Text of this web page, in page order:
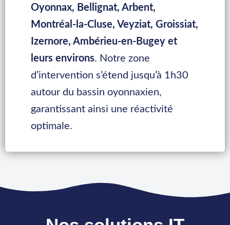
Oyonnax, Bellignat, Arbent,
Montréal-la-Cluse, Veyziat, Groissiat,
Izernore, Ambérieu-en-Bugey et
leurs environs. Notre zone
d’intervention s’étend jusqu’à 1h30
autour du bassin oyonnaxien,
garantissant ainsi une réactivité
optimale.